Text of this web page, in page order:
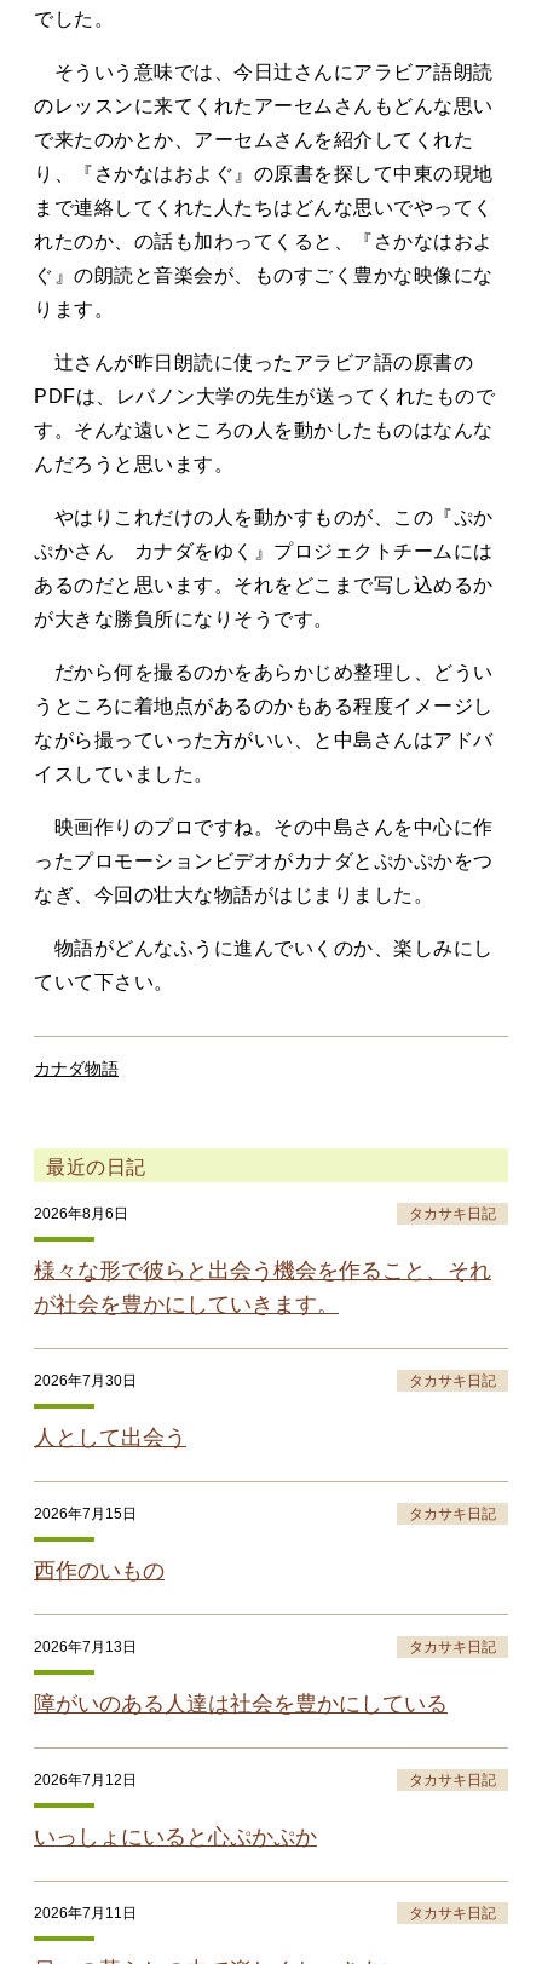
でした。
そういう意味では、今日辻さんにアラビア語朗読
のレッスンに来てくれたアーセムさんもどんな思い
で来たのかとか、アーセムさんを紹介してくれた
り、『さかなはおよぐ』の原書を探して中東の現地
まで連絡してくれた人たちはどんな思いでやってく
れたのか、の話も加わってくると、『さかなはおよ
ぐ』の朗読と音楽会が、ものすごく豊かな映像にな
ります。
辻さんが昨日朗読に使ったアラビア語の原書の
PDFは、レバノン大学の先生が送ってくれたもので
す。そんな遠いところの人を動かしたものはなんな
んだろうと思います。
やはりこれだけの人を動かすものが、この『ぷか
ぷかさん カナダをゆく』プロジェクトチームには
あるのだと思います。それをどこまで写し込めるか
が大きな勝負所になりそうです。
だから何を撮るのかをあらかじめ整理し、どうい
うところに着地点があるのかもある程度イメージし
ながら撮っていった方がいい、と中島さんはアドバ
イスしていました。
映画作りのプロですね。その中島さんを中心に作
ったプロモーションビデオがカナダとぷかぷかをつ
なぎ、今回の壮大な物語がはじまりました。
物語がどんなふうに進んでいくのか、楽しみにし
ていて下さい。
カナダ物語
最近の日記
2026年8月6日 タカサキ日記
様々な形で彼らと出会う機会を作ること、それ
が社会を豊かにしていきます。
2026年7月30日 タカサキ日記
人として出会う
2026年7月15日 タカサキ日記
西作のいもの
2026年7月13日 タカサキ日記
障がいのある人達は社会を豊かにしている
2026年7月12日 タカサキ日記
いっしょにいると心ぷかぷか
2026年7月11日 タカサキ日記